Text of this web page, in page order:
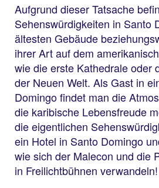
Aufgrund dieser Tatsache
Sehenswürdigkeiten in Santo
ältesten Gebäude
ihrer Art auf dem
wie die erste Kathedrale oder
der Neuen Welt. Als Gast in
Domingo findet man die
die karibische Lebensfreude
die eigentlichen
ein Hotel in Santo Domingo
wie sich der Malecon und die
in Freilichtbühnen verwandeln!